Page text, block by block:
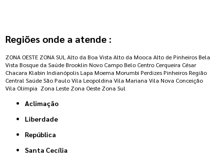
Regiões onde a atende :
ZONA OESTE ZONA SUL Alto da Boa Vista Alto da Mooca Alto de Pinheiros Bela
Vista Bosque da Saúde Brooklin Novo Campo Belo Centro Cerqueira César
Chacara Klabin Indianópolis Lapa Moema Morumbi Perdizes Pinheiros Região
Central Saúde São Paulo Vila Leopoldina Vila Mariana Vila Nova Conceição
Vila Olímpia Zona Leste Zona Oeste Zona Sul
Aclimação
Liberdade
República
Santa Cecília